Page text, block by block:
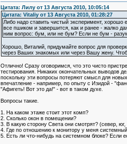
Цитата: Лилу от 13 Августа 2010, 10:05:14
Цитата: Vitaliy от 13 Августа 2010, 01:28:27
Либо надо ставить чистый эксперимент, хорошо
все пшиком и завершится, как и ранее - жалко
ним вопрос: бум, или не бум? Если не бум -
Хорошо, Виталий, придумайте вопрос для
через Ваших знакомых или через Вашу жену.
Отлично! Сразу оговоримся, что это чисто
тестирования. Никаких окончательных выводов
поскольку эти вопросы потеряют смысл для
впечатление - например, по опыту с Изидой -
"Афигеть! Вот это да!" - вот в таком духе.
Вопросы такие.
1. На каком этаже стоит этот комп?
2. Сколько окон в помещении?
3. В какую сторону Света они смотрят? (север, юг,
4. Где по отношению к монитору у меня
5. Есть ли что-нибудь на системном блоке? Если